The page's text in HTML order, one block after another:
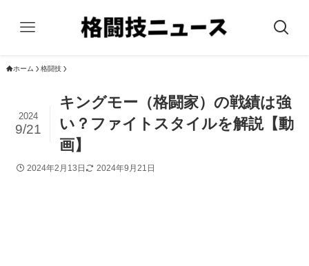
ホーム 格闘技
キングモー（格闘家）の戦績は強
い？ファイトスタイルを解説【動
画】
2024
9/21
2024年2月13日 2024年9月21日